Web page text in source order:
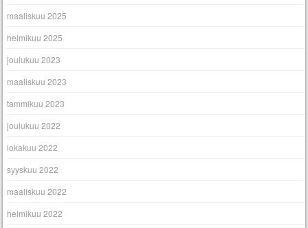
maaliskuu 2025
helmikuu 2025
joulukuu 2023
maaliskuu 2023
tammikuu 2023
joulukuu 2022
lokakuu 2022
syyskuu 2022
maaliskuu 2022
helmikuu 2022